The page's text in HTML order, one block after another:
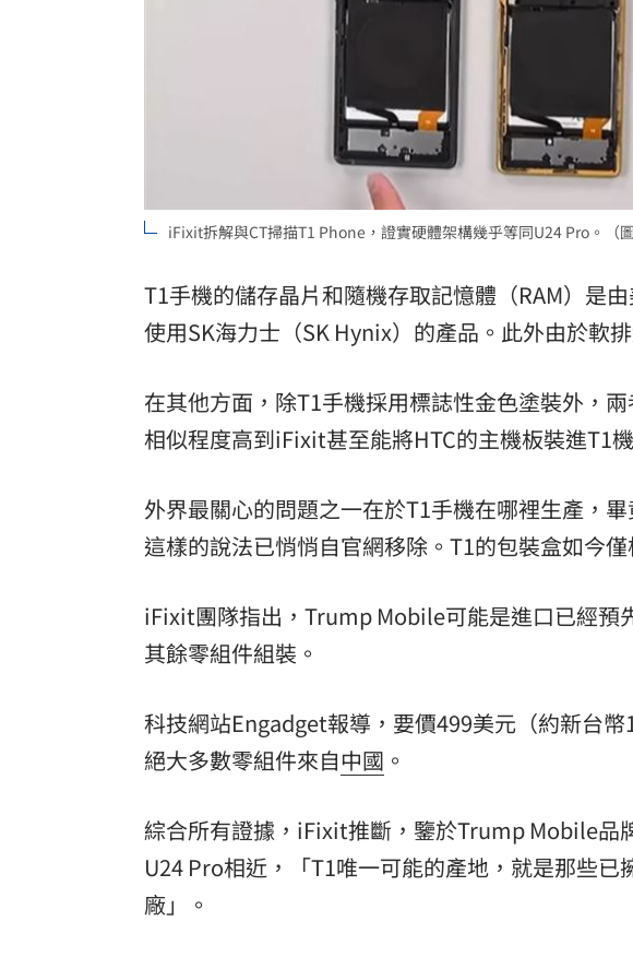
iFixit拆解與CT掃描T1 Phone，證實硬體架構幾乎等同U24 Pro。（圖
T1手機的儲存晶片和隨機存取記憶體（RAM）是
使用SK海力士（SK Hynix）的產品。此外由於軟
在其他方面，除T1手機採用標誌性金色塗裝外，
相似程度高到iFixit甚至能將HTC的主機板裝進T1
外界最關心的問題之一在於T1手機在哪裡生產，
這樣的說法已悄悄自官網移除。T1的包裝盒如今
iFixit團隊指出，Trump Mobile可能是進口已經預
其餘零組件組裝。
科技網站Engadget報導，要價499美元（約新台
絕大多數零組件來自中國 。
綜合所有證據，iFixit推斷，鑒於Trump Mobile品
U24 Pro相近，「T1唯一可能的產地，就是那些
廠」。